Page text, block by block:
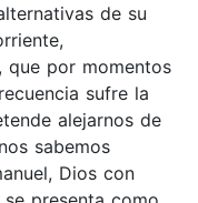
de su
que por momentos
sufre la
alejarnos de
sabemos
Dios con